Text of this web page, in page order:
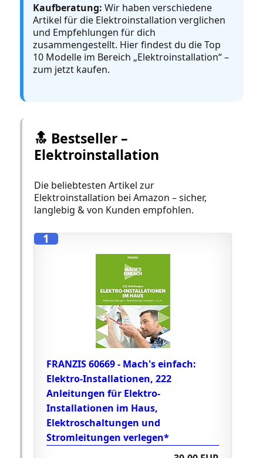
Kaufberatung: Wir haben verschiedene
Artikel für die Elektroinstallation verglichen
und Empfehlungen für dich
zusammengestellt. Hier findest du die Top
10 Modelle im Bereich „Elektroinstallation“ –
zum jetzt kaufen.
🔝 Bestseller –
Elektroinstallation
Die beliebtesten Artikel zur
Elektroinstallation bei Amazon – sicher,
langlebig & von Kunden empfohlen.
1
FRANZIS 60669 - Mach's einfach:
Elektro-Installationen, 222
Anleitungen für Elektro-
Installationen im Haus,
Elektroschaltungen und
Stromleitungen verlegen*